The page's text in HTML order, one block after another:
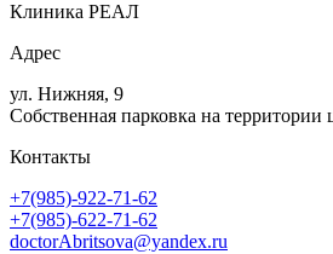
Клиника РЕАЛ
Адрес
ул. Нижняя, 9
Собственная парковка на территории
Контакты
+7(985)-922-71-62
+7(985)-622-71-62
doctorAbritsova@yandex.ru